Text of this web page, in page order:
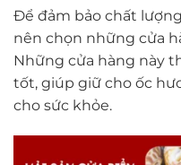
Để đảm bảo chất
nên chọn những cửa
Những cửa hàng này
tốt, giúp giữ cho ốc
cho sức khỏe.